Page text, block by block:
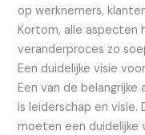
op werknemers,
Kortom, alle
veranderproces zo
Een duidelijke visie
Een van de
is leiderschap en visie.
moeten een duidelijke